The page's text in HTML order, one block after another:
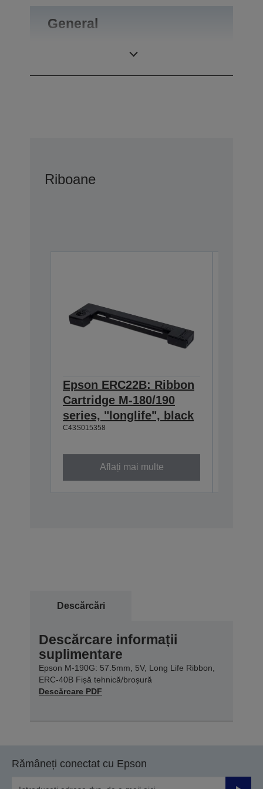
General
Riboane
Epson ERC22B: Ribbon
Cartridge M-180/190
series, "longlife", black
C43S015358
Aflați mai multe
Descărcări
Descărcare informații
suplimentare
Epson M-190G: 57.5mm, 5V, Long Life Ribbon,
ERC-40B Fișă tehnică/broșură
Descărcare PDF
Rămâneți conectat cu Epson